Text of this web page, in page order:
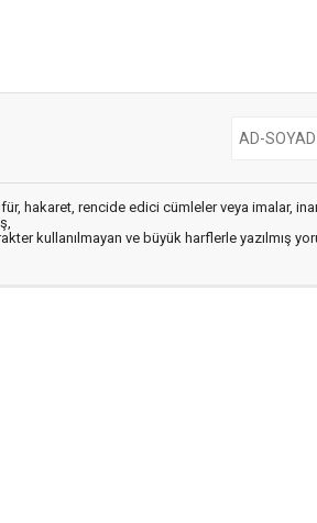
hakaret, rencide edici cümleler veya imalar,
kullanılmayan ve büyük harflerle yazılmış